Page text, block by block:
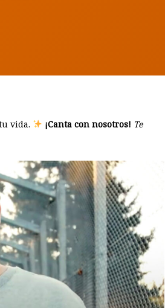
vida. ¡Canta con nosotros! Te